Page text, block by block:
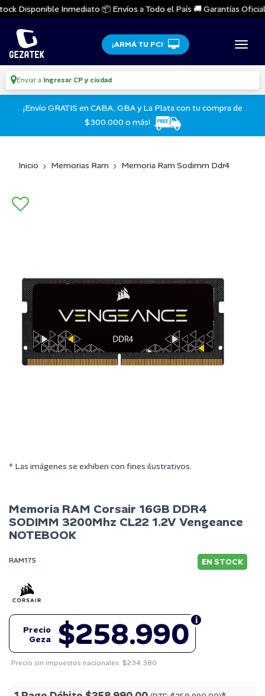
Disponible Inmediato 📦 Envíos a Todo el País 🚚 Garantías
¡ARMÁ TU PC!
Enviar a Ingresar CP y ciudad
¡Envío GRATIS en CABA, GBA y La Plata con tu compra de
$300.000 o más!
Inicio Memorias Ram Memoria Ram Sodimm Ddr4
* Las imágenes se exhiben con fines ilustrativos.
Memoria RAM Corsair 16GB DDR4
SODIMM 3200Mhz CL22 1.2V Vengeance
NOTEBOOK
RAM175 EN STOCK
$258.990
Precio
Geza
Precio sin impuestos nacionales: $234.380